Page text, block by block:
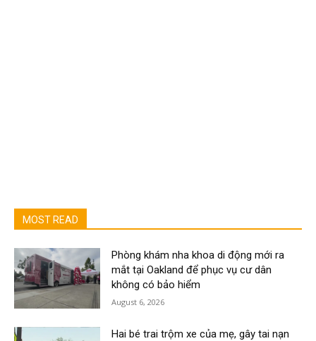
MOST READ
Phòng khám nha khoa di động mới ra
mắt tại Oakland để phục vụ cư dân
không có bảo hiểm
August 6, 2026
Hai bé trai trộm xe của mẹ, gây tai nạn